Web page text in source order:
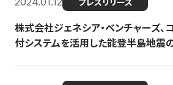
株式会社ジェネシア・ベンチャーズ、
付システムを活用した能登半島地震